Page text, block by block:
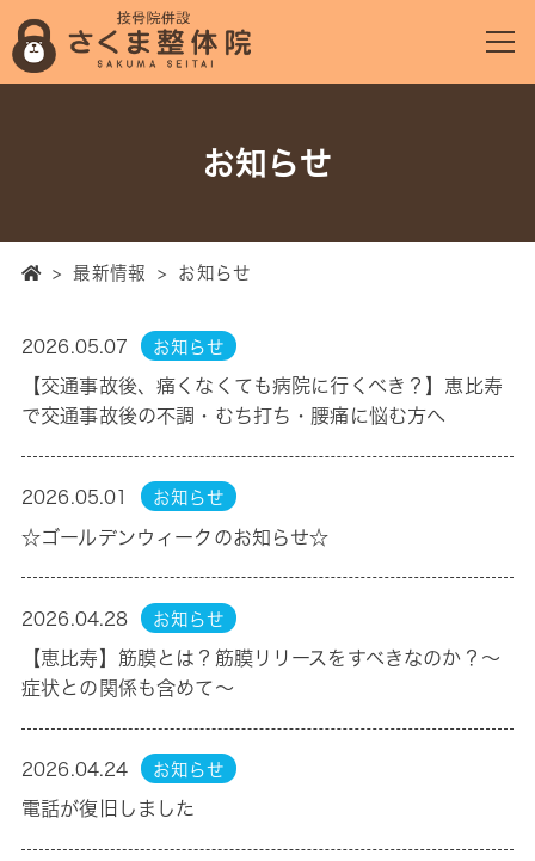
お知らせ
> 最新情報 > お知らせ
2026.05.07 お知らせ
【交通事故後、痛くなくても病院に行くべき？】恵比寿
で交通事故後の不調・むち打ち・腰痛に悩む方へ
2026.05.01 お知らせ
☆ゴールデンウィークのお知らせ☆
2026.04.28 お知らせ
【恵比寿】筋膜とは？筋膜リリースをすべきなのか？〜
症状との関係も含めて〜
2026.04.24 お知らせ
電話が復旧しました